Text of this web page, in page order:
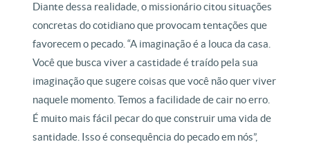
Diante dessa realidade, o missionário citou situações
concretas do cotidiano que provocam tentações que
favorecem o pecado. “A imaginação é a louca da casa.
Você que busca viver a castidade é traído pela sua
imaginação que sugere coisas que você não quer viver
naquele momento. Temos a facilidade de cair no erro.
É muito mais fácil pecar do que construir uma vida de
santidade. Isso é consequência do pecado em nós”,